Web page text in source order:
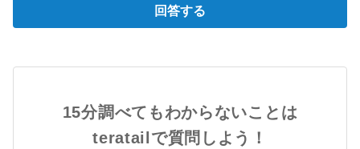
回答する
15分調べてもわからないことは
teratailで質問しよう！